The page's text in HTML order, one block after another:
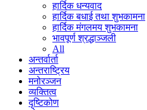
हार्दिक धन्यवाद
हार्दिक बधाई तथा शुभकामना
हार्दिक मंगलमय शुभकामना
भावपूर्ण श्रद्धाञ्जली
All
अन्तर्वार्ता
अन्तराष्ट्रिय
मनोरञ्जन
व्यक्तित्व
दृष्टिकोण